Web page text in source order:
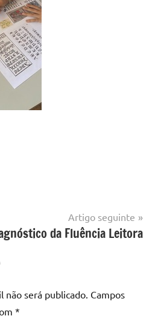
Artigo seguinte
da Fluência Leitora
não será publicado. Campos
*